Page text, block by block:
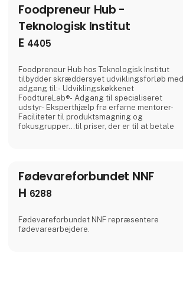
Foodpreneur Hub -
Teknologisk Institut
E 4405
Foodpreneur Hub hos Teknologisk Institut
tilbydder skræddersyet udviklingsforløb med
adgang til:- Udviklingskøkkenet
FoodtureLab®- Adgang til specialiseret
udstyr- Eksperthjælp fra erfarne mentorer-
Faciliteter til produktsmagning og
fokusgrupper...til priser, der er til at betale
Fødevareforbundet NNF
H 6288
Fødevareforbundet NNF repræsentere
fødevarearbejdere.